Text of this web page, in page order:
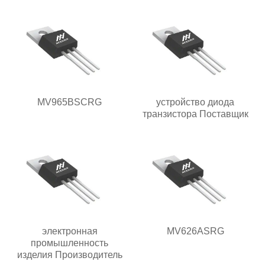
MV965BSCRG
устройство диода
транзистора Поставщик
электронная
промышленность
изделия Производитель
MV626ASRG